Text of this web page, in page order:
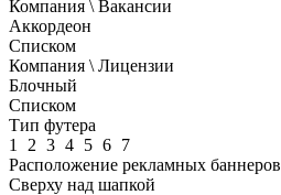
Компания \ Вакансии
Аккордеон
Списком
Компания \ Лицензии
Блочный
Списком
Тип футера
1
2 3 4 5 6 7
Расположение рекламных баннеров
Сверху над шапкой